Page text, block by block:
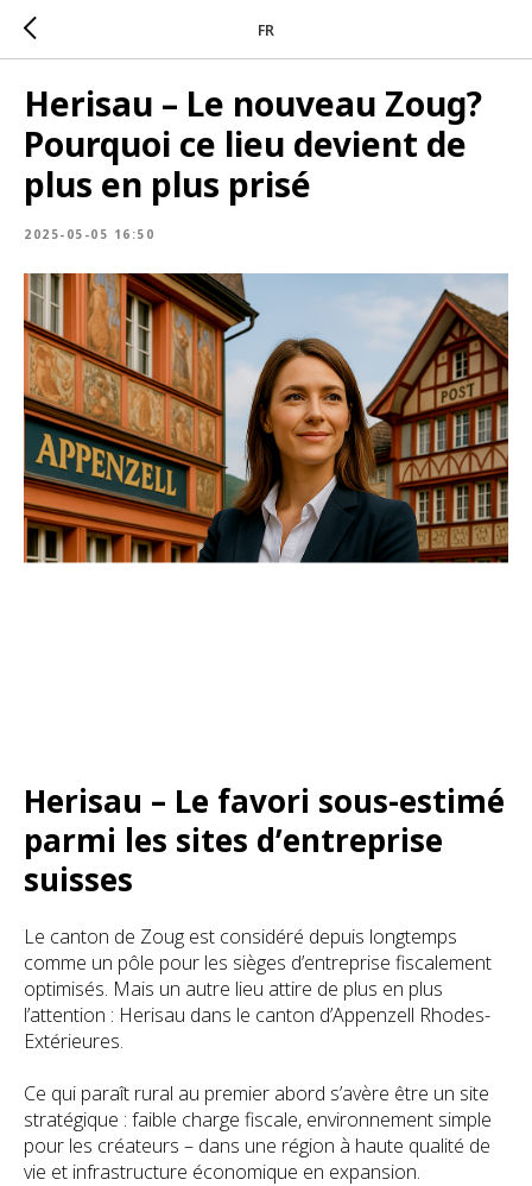
FR
Herisau – Le nouveau Zoug?
Pourquoi ce lieu devient de
plus en plus prisé
2025-05-05 16:50
Herisau – Le favori sous-estimé
parmi les sites d’entreprise
suisses
Le canton de Zoug est considéré depuis longtemps
comme un pôle pour les sièges d’entreprise fiscalement
optimisés. Mais un autre lieu attire de plus en plus
l’attention : Herisau dans le canton d’Appenzell Rhodes-
Extérieures.
Ce qui paraît rural au premier abord s’avère être un site
stratégique : faible charge fiscale, environnement simple
pour les créateurs – dans une région à haute qualité de
vie et infrastructure économique en expansion.